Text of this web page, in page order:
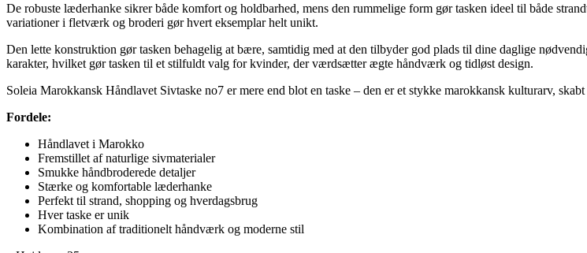
De robuste læderhanke sikrer både komfort og holdbarhed, mens den rummelige form gør tasken ideel til både
variationer i fletværk og broderi gør hvert eksemplar helt unikt.
Den lette konstruktion gør tasken behagelig at bære, samtidig med at den tilbyder god plads til dine daglige
karakter, hvilket gør tasken til et stilfuldt valg for kvinder, der værdsætter ægte håndværk og tidløst design.
Soleia Marokkansk Håndlavet Sivtaske no7 er mere end blot en taske – den er et stykke marokkansk kulturarv,
Fordele:
Håndlavet i Marokko
Fremstillet af naturlige sivmaterialer
Smukke håndbroderede detaljer
Stærke og komfortable læderhanke
Perfekt til strand, shopping og hverdagsbrug
Hver taske er unik
Kombination af traditionelt håndværk og moderne stil